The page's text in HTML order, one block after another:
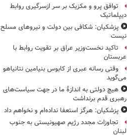
توافق پرو و مکزیک بر سر ازسرگیری روابط
دیپلماتیک
پزشکیان: شکافی بین دولت و نیروهای مسلح
نیست
تاکید نخست‌وزیر عراق بر تقویت روابط با
عربستان
وقتی رسانه عبری از کابوس بنیامین نتانیاهو
می‌گوید
هیچ دولتی به اندازۀ ما در جهت سیاست‌های
رهبری قدم برنداشت
پزشکیان: هرگز استعفا نداده‌ام و نخواهم داد
تجاوزات مجدد رژیم صهیونیستی به جنوب
لبنان